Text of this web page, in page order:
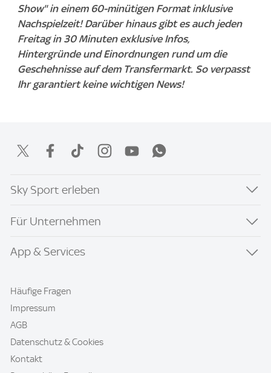
Show" in einem 60-minütigen Format inklusive
Nachspielzeit! Darüber hinaus gibt es auch jeden
Freitag in 30 Minuten exklusive Infos,
Hintergründe und Einordnungen rund um die
Geschehnisse auf dem Transfermarkt. So verpasst
Ihr garantiert keine wichtigen News!
Sky Sport erleben
Für Unternehmen
App & Services
Häufige Fragen
Impressum
AGB
Datenschutz & Cookies
Kontakt